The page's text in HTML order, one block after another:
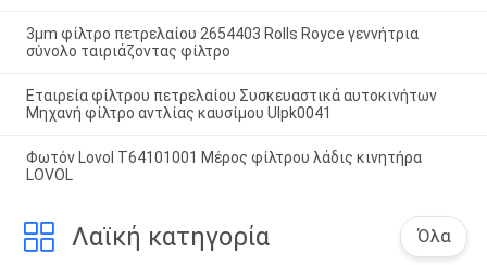
3μm φίλτρο πετρελαίου 2654403 Rolls Royce γεννήτρια
σύνολο ταιριάζοντας φίλτρο
Εταιρεία φίλτρου πετρελαίου Συσκευαστικά αυτοκινήτων
Μηχανή φίλτρο αντλίας καυσίμου Ulpk0041
Φωτόν Lovol T64101001 Μέρος φίλτρου λάδις κινητήρα
LOVOL
Λαϊκή κατηγορία Όλα